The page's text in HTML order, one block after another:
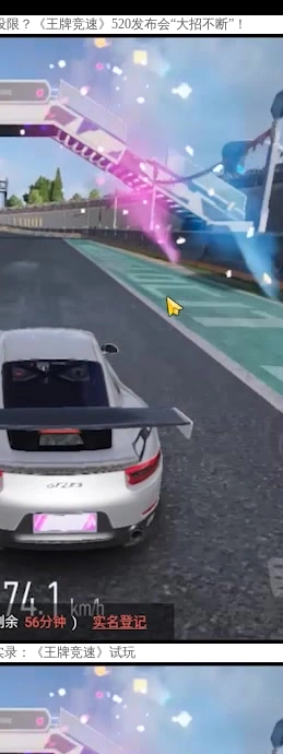
限？《王牌竞速》520发布会“大招不断”！
录：《王牌竞速》试玩